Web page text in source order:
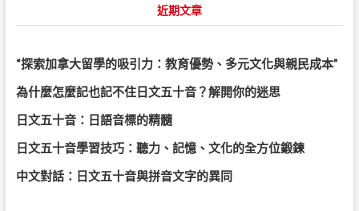
h
近期文章
“探索加拿大留學的吸引力：教育優勢、多元文化與親民成本”
為什麼怎麼記也記不住日文五十音？解開你的迷思
日文五十音：日語音標的精髓
日文五十音學習技巧：聽力、記憶、文化的全方位鍛鍊
中文對話：日文五十音與拼音文字的異同